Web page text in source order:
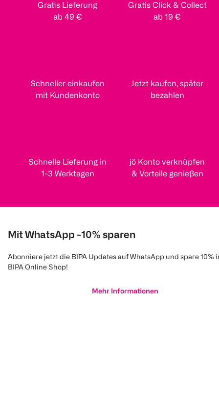
Gratis Lieferung
ab 49 €
Gratis Click & Collect
ab 19 €
Schneller einkaufen
mit Kundenkonto
Jetzt kaufen, später
bezahlen
Schnelle Lieferung in
1-3 Werktagen
jö Konto verknüpfen
& Vorteile genießen
Mit WhatsApp -10% sparen
Abonniere jetzt die BIPA Updates auf WhatsApp und spare 10%
BIPA Online Shop!
Mehr Informationen